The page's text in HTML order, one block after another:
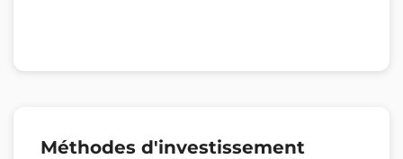
Méthodes d'investissement